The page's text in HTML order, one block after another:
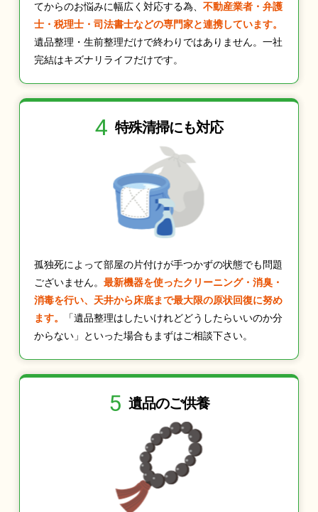
てからのお悩みに幅広く対応する為、 不動産業者・弁護
士・税理士・司法書士などの専門家と連携しています。
遺品整理・生前整理だけで終わりではありません。一社
完結はキズナリライフだけです。
4 特殊清掃にも対応
孤独死によって部屋の片付けが手つかずの状態でも問題
ございません。 最新機器を使ったクリーニング・消臭・
消毒を行い、天井から床底まで最大限の原状回復に努め
ます。
「遺品整理はしたいけれどどうしたらいいのか分
からない」といった場合もまずはご相談下さい。
5 遺品のご供養